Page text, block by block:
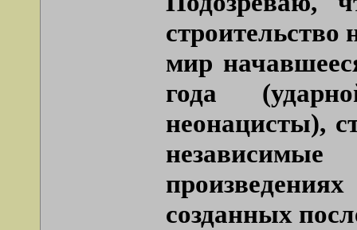
строительство
мир
года
неонацисты),
созданных